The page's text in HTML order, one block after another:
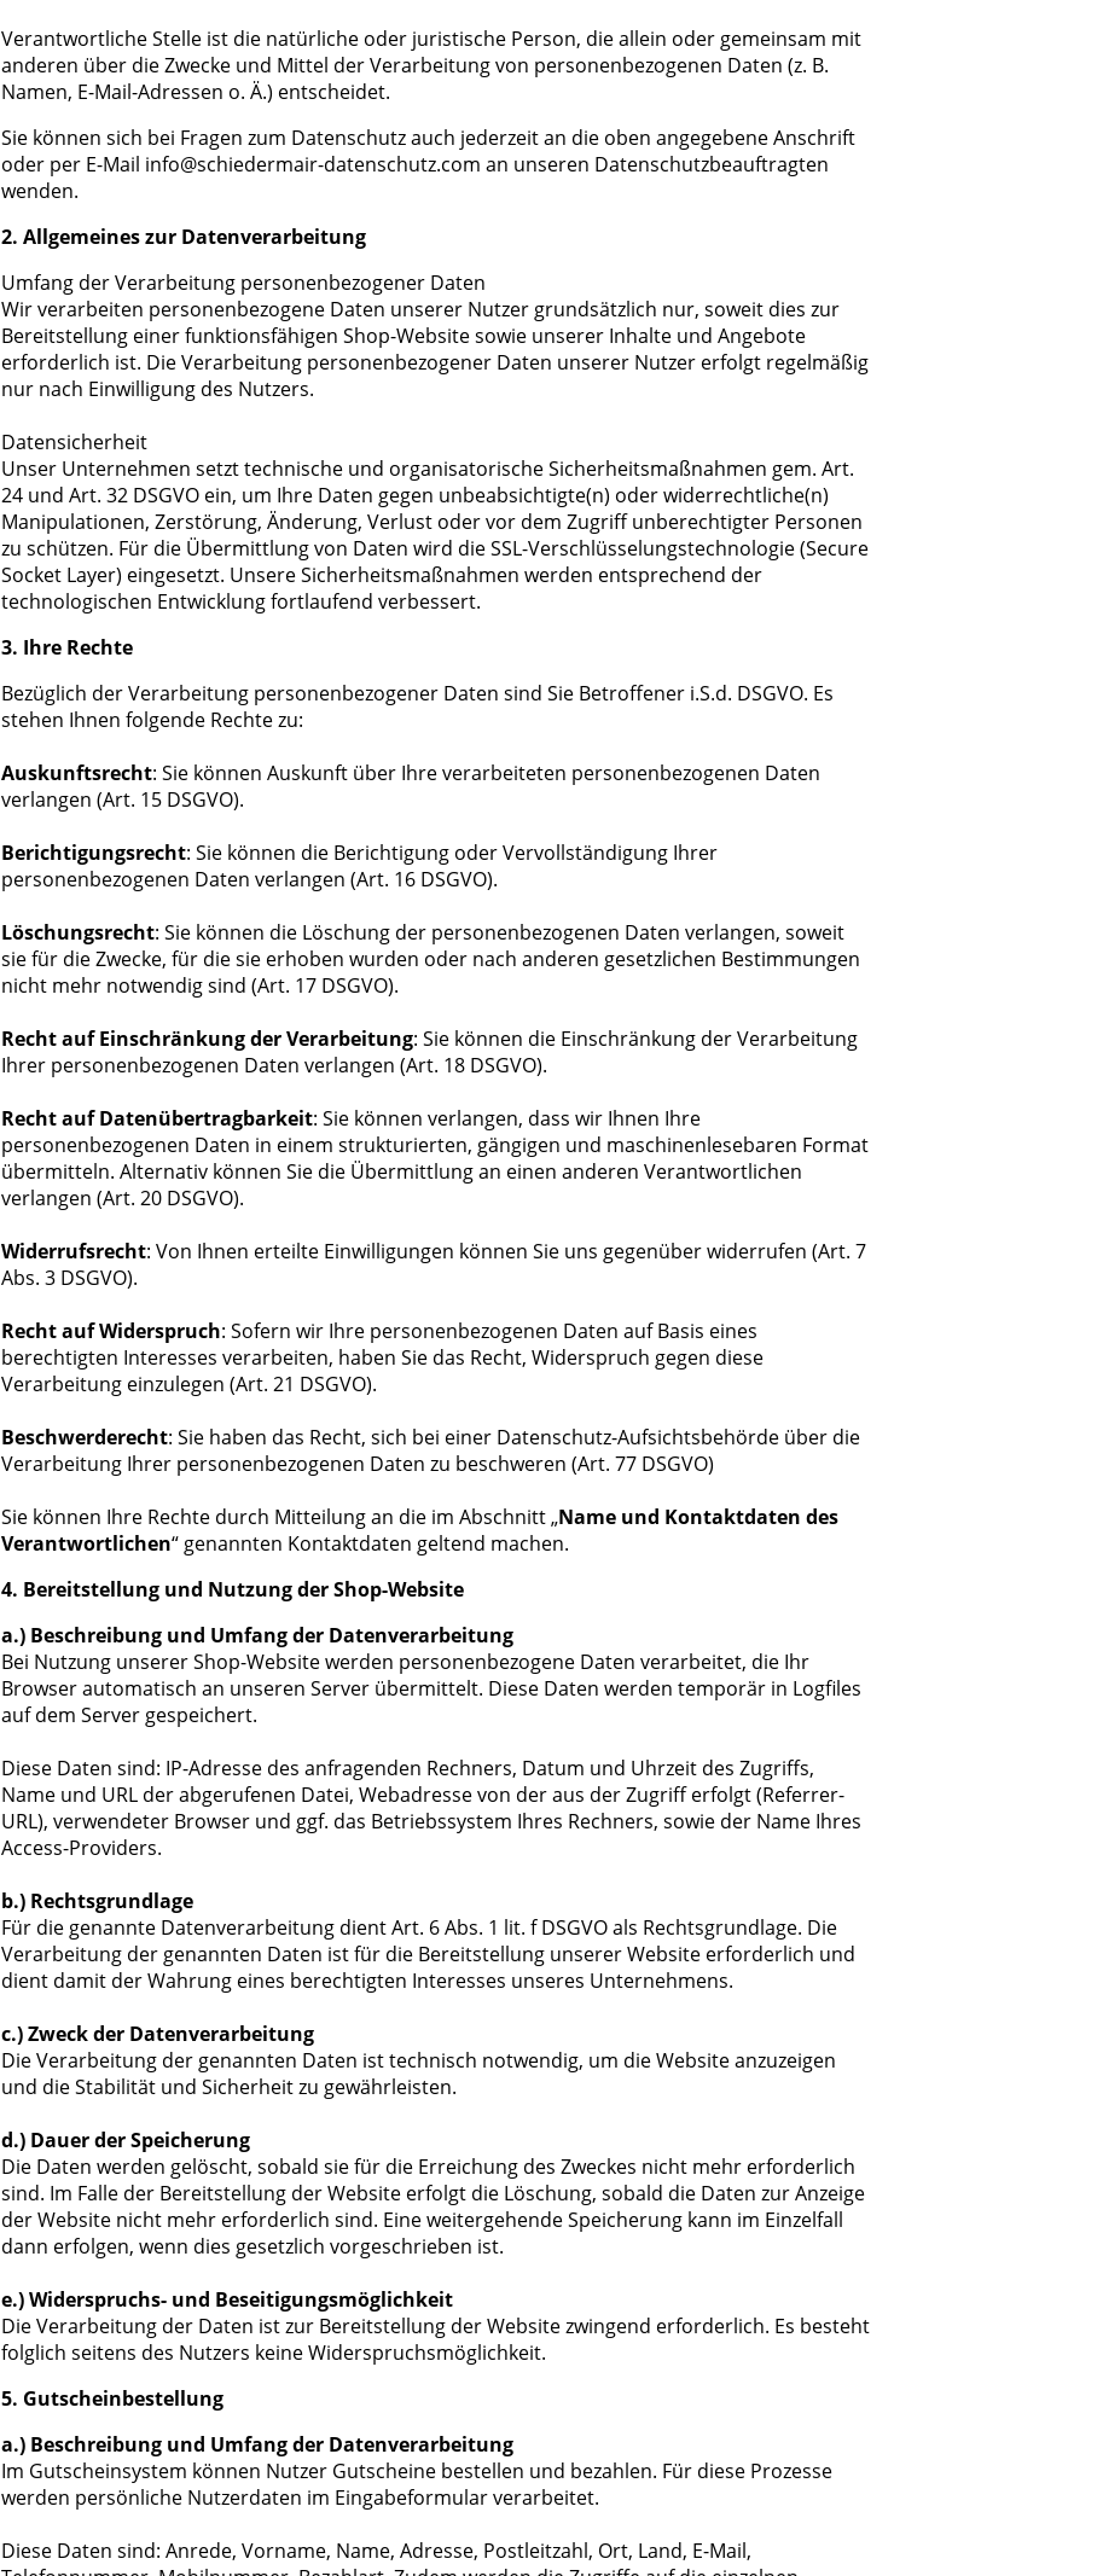
Verantwortliche Stelle ist die natürliche oder juristische Person, die allein oder gemeinsam mit
anderen über die Zwecke und Mittel der Verarbeitung von personenbezogenen Daten (z. B.
Namen, E-Mail-Adressen o. Ä.) entscheidet.
Sie können sich bei Fragen zum Datenschutz auch jederzeit an die oben angegebene Anschrift
oder per E-Mail info@schiedermair-datenschutz.com an unseren Datenschutzbeauftragten
wenden.
2. Allgemeines zur Datenverarbeitung
Umfang der Verarbeitung personenbezogener Daten
Wir verarbeiten personenbezogene Daten unserer Nutzer grundsätzlich nur, soweit dies zur
Bereitstellung einer funktionsfähigen Shop-Website sowie unserer Inhalte und Angebote
erforderlich ist. Die Verarbeitung personenbezogener Daten unserer Nutzer erfolgt regelmäßig
nur nach Einwilligung des Nutzers.
Datensicherheit
Unser Unternehmen setzt technische und organisatorische Sicherheitsmaßnahmen gem. Art.
24 und Art. 32 DSGVO ein, um Ihre Daten gegen unbeabsichtigte(n) oder widerrechtliche(n)
Manipulationen, Zerstörung, Änderung, Verlust oder vor dem Zugriff unberechtigter Personen
zu schützen. Für die Übermittlung von Daten wird die SSL-Verschlüsselungstechnologie (Secure
Socket Layer) eingesetzt. Unsere Sicherheitsmaßnahmen werden entsprechend der
technologischen Entwicklung fortlaufend verbessert.
3. Ihre Rechte
Bezüglich der Verarbeitung personenbezogener Daten sind Sie Betroffener i.S.d. DSGVO. Es
stehen Ihnen folgende Rechte zu:
Auskunftsrecht: Sie können Auskunft über Ihre verarbeiteten personenbezogenen Daten
verlangen (Art. 15 DSGVO).
Berichtigungsrecht: Sie können die Berichtigung oder Vervollständigung Ihrer
personenbezogenen Daten verlangen (Art. 16 DSGVO).
Löschungsrecht: Sie können die Löschung der personenbezogenen Daten verlangen, soweit
sie für die Zwecke, für die sie erhoben wurden oder nach anderen gesetzlichen Bestimmungen
nicht mehr notwendig sind (Art. 17 DSGVO).
Recht auf Einschränkung der Verarbeitung: Sie können die Einschränkung der Verarbeitung
Ihrer personenbezogenen Daten verlangen (Art. 18 DSGVO).
Recht auf Datenübertragbarkeit: Sie können verlangen, dass wir Ihnen Ihre
personenbezogenen Daten in einem strukturierten, gängigen und maschinenlesebaren Format
übermitteln. Alternativ können Sie die Übermittlung an einen anderen Verantwortlichen
verlangen (Art. 20 DSGVO).
Widerrufsrecht: Von Ihnen erteilte Einwilligungen können Sie uns gegenüber widerrufen (Art. 7
Abs. 3 DSGVO).
Recht auf Widerspruch: Sofern wir Ihre personenbezogenen Daten auf Basis eines
berechtigten Interesses verarbeiten, haben Sie das Recht, Widerspruch gegen diese
Verarbeitung einzulegen (Art. 21 DSGVO).
Beschwerderecht: Sie haben das Recht, sich bei einer Datenschutz-Aufsichtsbehörde über die
Verarbeitung Ihrer personenbezogenen Daten zu beschweren (Art. 77 DSGVO)
Sie können Ihre Rechte durch Mitteilung an die im Abschnitt „Name und Kontaktdaten des
Verantwortlichen“ genannten Kontaktdaten geltend machen.
4. Bereitstellung und Nutzung der Shop-Website
a.) Beschreibung und Umfang der Datenverarbeitung
Bei Nutzung unserer Shop-Website werden personenbezogene Daten verarbeitet, die Ihr
Browser automatisch an unseren Server übermittelt. Diese Daten werden temporär in Logfiles
auf dem Server gespeichert.
Diese Daten sind: IP-Adresse des anfragenden Rechners, Datum und Uhrzeit des Zugriffs,
Name und URL der abgerufenen Datei, Webadresse von der aus der Zugriff erfolgt (Referrer-
URL), verwendeter Browser und ggf. das Betriebssystem Ihres Rechners, sowie der Name Ihres
Access-Providers.
b.) Rechtsgrundlage
Für die genannte Datenverarbeitung dient Art. 6 Abs. 1 lit. f DSGVO als Rechtsgrundlage. Die
Verarbeitung der genannten Daten ist für die Bereitstellung unserer Website erforderlich und
dient damit der Wahrung eines berechtigten Interesses unseres Unternehmens.
c.) Zweck der Datenverarbeitung
Die Verarbeitung der genannten Daten ist technisch notwendig, um die Website anzuzeigen
und die Stabilität und Sicherheit zu gewährleisten.
d.) Dauer der Speicherung
Die Daten werden gelöscht, sobald sie für die Erreichung des Zweckes nicht mehr erforderlich
sind. Im Falle der Bereitstellung der Website erfolgt die Löschung, sobald die Daten zur Anzeige
der Website nicht mehr erforderlich sind. Eine weitergehende Speicherung kann im Einzelfall
dann erfolgen, wenn dies gesetzlich vorgeschrieben ist.
e.) Widerspruchs- und Beseitigungsmöglichkeit
Die Verarbeitung der Daten ist zur Bereitstellung der Website zwingend erforderlich. Es besteht
folglich seitens des Nutzers keine Widerspruchsmöglichkeit.
5. Gutscheinbestellung
a.) Beschreibung und Umfang der Datenverarbeitung
Im Gutscheinsystem können Nutzer Gutscheine bestellen und bezahlen. Für diese Prozesse
werden persönliche Nutzerdaten im Eingabeformular verarbeitet.
Diese Daten sind: Anrede, Vorname, Name, Adresse, Postleitzahl, Ort, Land, E-Mail,